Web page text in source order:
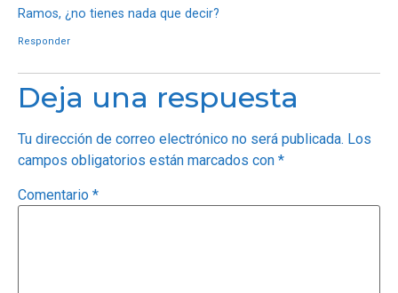
Ramos, ¿no tienes nada que decir?
Responder
Deja una respuesta
Tu dirección de correo electrónico no será publicada. Los
campos obligatorios están marcados con *
Comentario *